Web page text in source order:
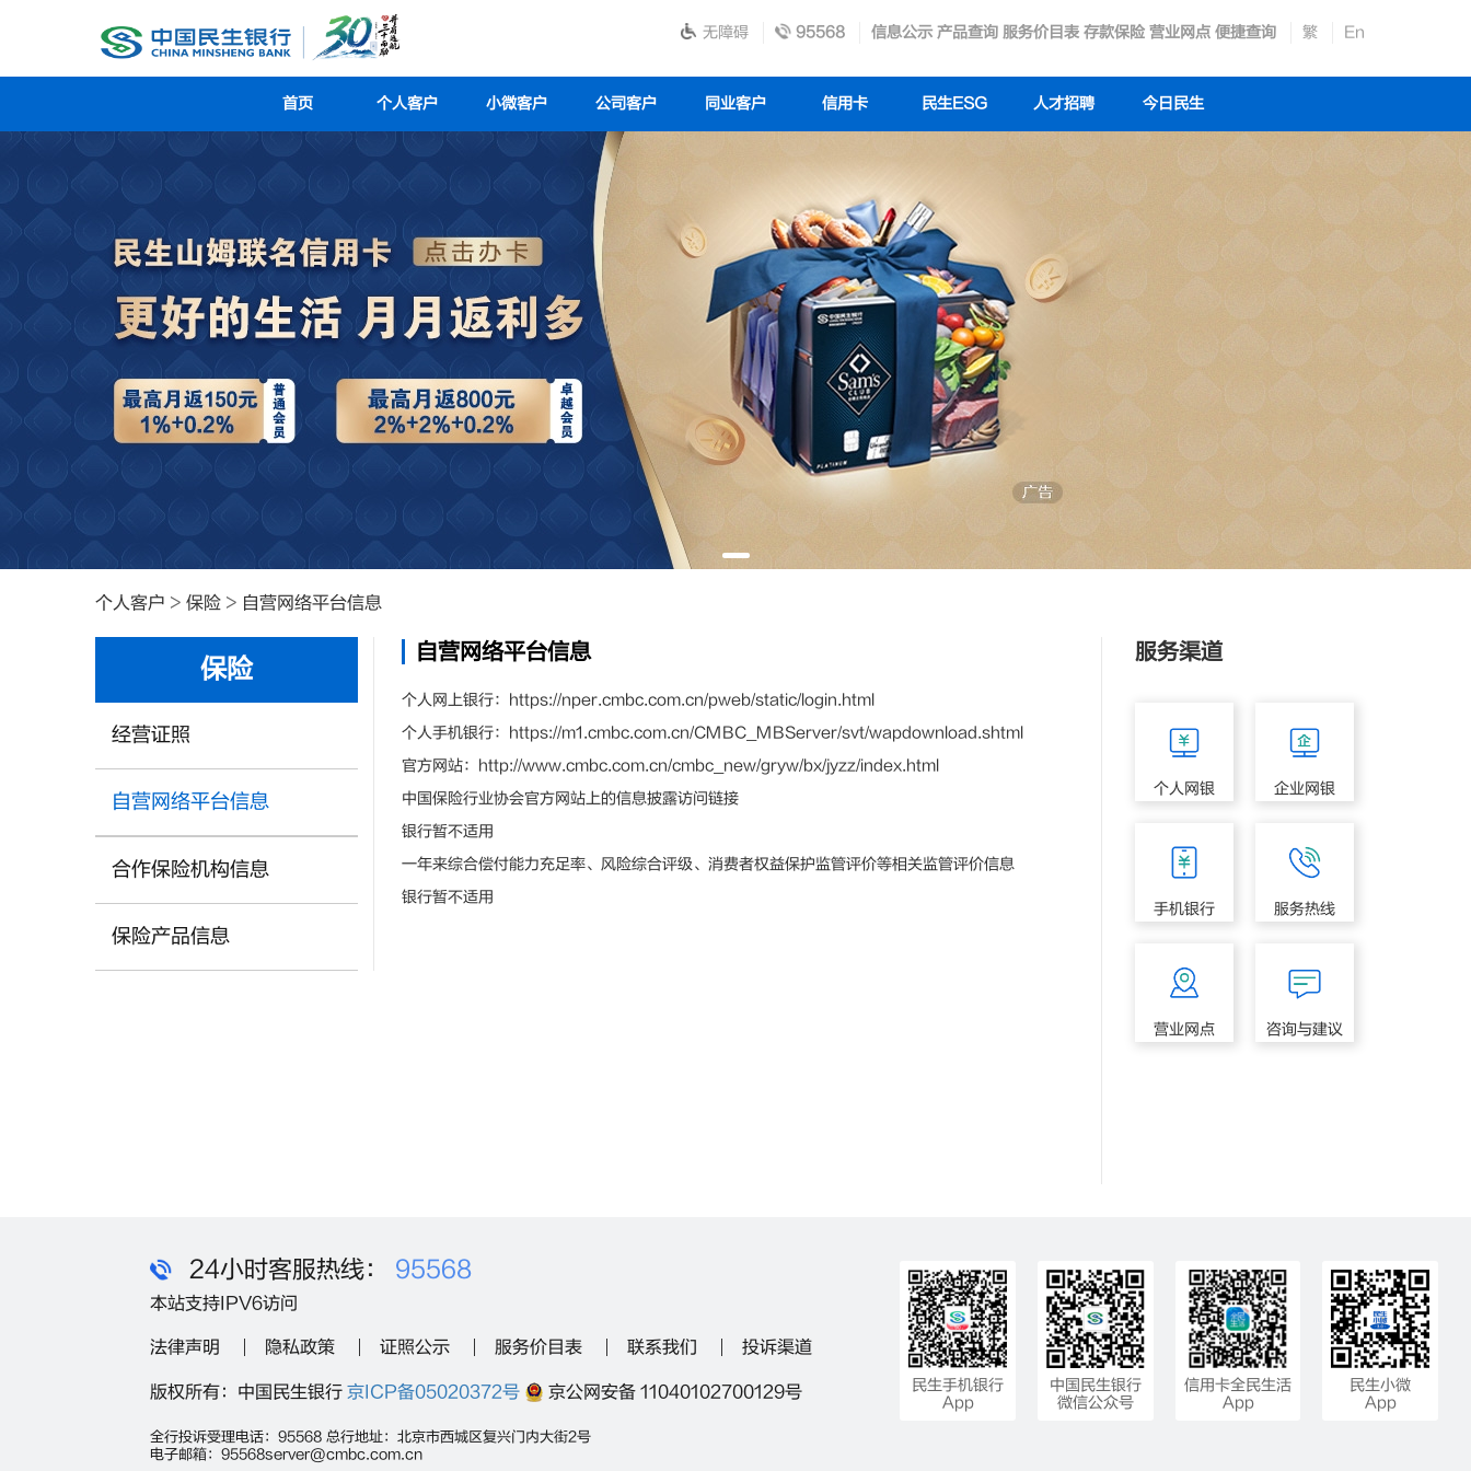
无障碍 95568 信息公示 产品查询 服务价目表 存款保险 营业网点 便捷查询 繁 En
首页 个人客户 小微客户 公司客户 同业客户 信用卡 民生ESG 人才招聘 今日民生
个人客户 > 保险 > 自营网络平台信息
保险
经营证照
自营网络平台信息
合作保险机构信息
保险产品信息
自营网络平台信息
个人网上银行：https://nper.cmbc.com.cn/pweb/static/login.html
个人手机银行：https://m1.cmbc.com.cn/CMBC_MBServer/svt/wapdownload.shtml
官方网站：http://www.cmbc.com.cn/cmbc_new/gryw/bx/jyzz/index.html
中国保险行业协会官方网站上的信息披露访问链接
银行暂不适用
一年来综合偿付能力充足率、风险综合评级、消费者权益保护监管评价等相关监管评价信息
银行暂不适用
服务渠道
个人网银 企业网银
手机银行 服务热线
营业网点 咨询与建议
24小时客服热线： 95568
本站支持IPV6访问
法律声明 隐私政策 证照公示 服务价目表 联系我们 投诉渠道
版权所有：中国民生银行 京ICP备05020372号 京公网安备 11040102700129号
全行投诉受理电话：95568 总行地址：北京市西城区复兴门内大街2号
电子邮箱：95568server@cmbc.com.cn
民生手机银行
App
中国民生银行
微信公众号
信用卡全民生活
App
民生小微
App